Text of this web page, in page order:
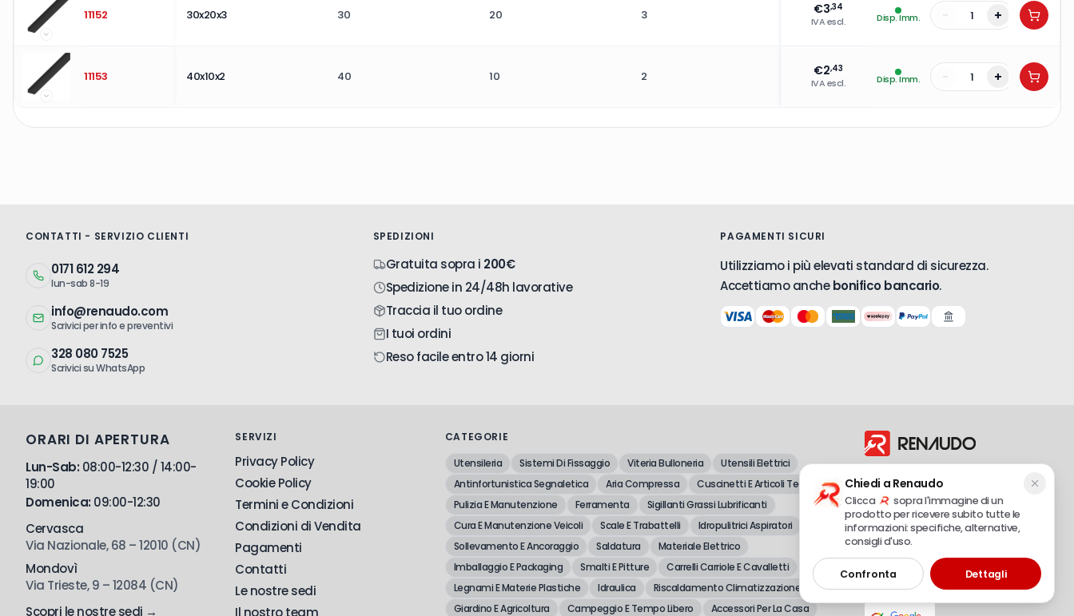
11152 30x20x3 30 20 3 €3,34
IVA escl. Disp. Imm. - +
11153 40x10x2 40 10 2 €2,43
IVA escl. Disp. Imm. - +
CONTATTI - SERVIZIO CLIENTI
0171 612 294
lun-sab 8-19
info@renaudo.com
Scrivici per info e preventivi
328 080 7525
Scrivici su WhatsApp
SPEDIZIONI
Gratuita sopra i 200€
Spedizione in 24/48h lavorative
Traccia il tuo ordine
I tuoi ordini
Reso facile entro 14 giorni
PAGAMENTI SICURI
Utilizziamo i più elevati standard di sicurezza.
Accettiamo anchebonifico bancario.
ORARI DI APERTURA
Lun-Sab: 08:00-12:30 / 14:00-
19:00
Domenica: 09:00-12:30
Cervasca
Via Nazionale, 68 – 12010 (CN)
Mondovì
Via Trieste, 9 – 12084 (CN)
Scopri le nostre sedi →
SERVIZI
Privacy Policy
Cookie Policy
Termini e Condizioni
Condizioni di Vendita
Pagamenti
Contatti
Le nostre sedi
Il nostro team
CATEGORIE
Utensileria
Sistemi Di Fissaggio Viteria Bulloneria
Utensili Elettrici
Antinfortunistica Segnaletica
Aria Compressa
Cuscinetti E Articoli Tecnici
Pulizia E Manutenzione
Ferramenta
Sigillanti Grassi Lubrificanti
Cura E Manutenzione Veicoli
Scale E Trabattelli
Idropulitrici Aspiratori
Sollevamento E Ancoraggio
Saldatura
Materiale Elettrico
Imballaggio E Packaging
Smalti E Pitture
Carrelli Carriole E Cavalletti
Legnami E Materie Plastiche
Idraulica
Riscaldamento Climatizzazione
Giardino E Agricoltura
Campeggio E Tempo Libero Accessori Per La Casa
dettaglio di attrezzature professionali e
fai-da-te.
Renaudo S.r.l.
P.IVA 02490720048 – REA CN-179558
© 2025 Tutti i diritti riservati
Chiedi a Renaudo
Clicca
sopra l'immagine di un
prodotto per ricevere subito tutte le
informazioni: specifiche, alternative,
consigli d'uso.
Confronta Dettagli